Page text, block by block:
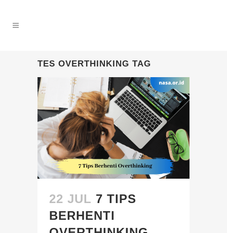
TES OVERTHINKING TAG
22 JUL 7 TIPS
BERHENTI